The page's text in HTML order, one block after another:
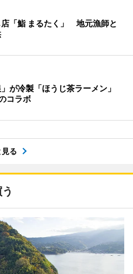
「鮨 まるたく」 地元漁師と
が冷製「ほうじ茶ラーメン」
コラボ
見る